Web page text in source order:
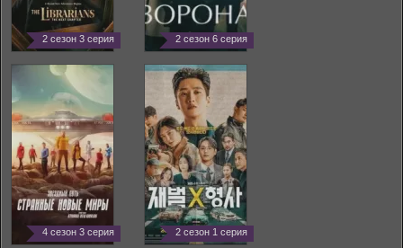
2 сезон 3 серия 2 сезон 6 серия
4 сезон 3 серия 2 сезон 1 серия